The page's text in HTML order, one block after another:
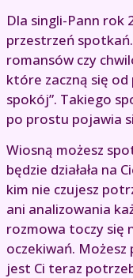
Dla singli-Pann rok
przestrzeń
romansów czy
które zaczną się od
spokój”. Takiego
po prostu pojawia
Wiosną możesz
będzie działała na
kim nie czujesz
ani analizowania
rozmowa toczy się
oczekiwań. Możesz
jest Ci teraz